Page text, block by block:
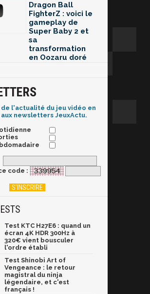
Dragon Ball
FighterZ : voici le
gameplay de
Super Baby 2 et
sa
transformation
en Oozaru doré
l'actualité du jeu vidéo en
newsletters JeuxActu.
code :
Test KTC H27E6 : quand un
écran 4K HDR 300Hz à
320€ vient bousculer
l'ordre établi
Test Shinobi Art of
Vengeance : le retour
magistral du ninja
légendaire, et c'est
français !